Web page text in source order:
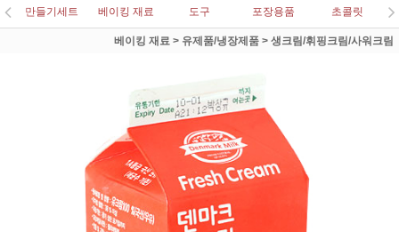
만들기세트 베이킹 재료 도구 포장용품 초콜릿
베이킹 재료 > 유제품/냉장제품 > 생크림/휘핑크림/사워크림